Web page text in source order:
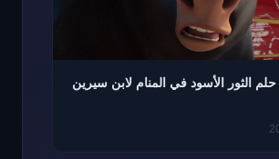
الثور الأسود في المنام لابن سيرين